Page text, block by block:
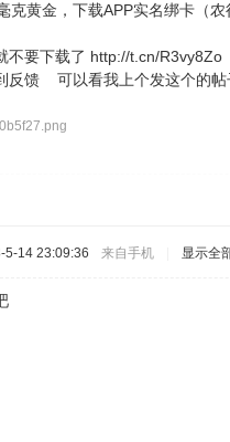
克黄金，下载APP实名绑卡（
不要下载了 http://t.cn/R3vy8Zo
反馈 可以看我上个发这个的帖
5-14 23:09:36 来自手机 显示全